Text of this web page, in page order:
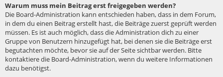
Warum muss mein Beitrag erst freigegeben werden?
Die Board-Administration kann entschieden haben, dass in dem Forum,
in dem du einen Beitrag erstellt hast, die Beiträge zuerst geprüft werden
müssen. Es ist auch möglich, dass die Administration dich zu einer
Gruppe von Benutzern hinzugefügt hat, bei denen sie die Beiträge erst
begutachten möchte, bevor sie auf der Seite sichtbar werden. Bitte
kontaktiere die Board-Administration, wenn du weitere Informationen
dazu benötigst.